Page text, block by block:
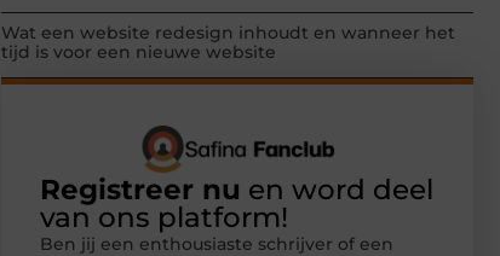
Wat een website redesign inhoudt en wanneer het
tijd is voor een nieuwe website
Registreer nu en word deel
van ons platform!
Ben jij een enthousiaste schrijver of een